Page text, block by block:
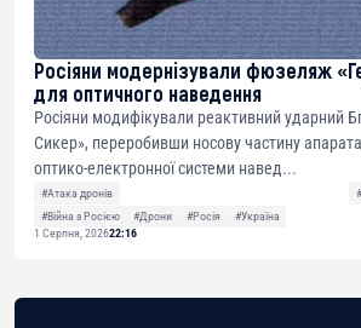
Росіяни модернізували фюзеляж
для оптичного наведення
Росіяни модифікували реактивний ударний
Сикер», переробивши носову частину
оптико-електронної системи навед...
#Атака дронів
#Війна з Росією
#Дрони #Росія
#Україна
1 Серпня, 202622:16